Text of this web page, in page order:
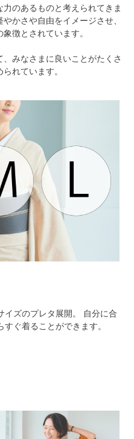
のあるものと考えられてきま
かさや自由をイメージさせ、
徴とされています。
みなさまに良いことがたくさ
れています。
イズのプレタ展開。 自分に合
ぐ着ることができます。